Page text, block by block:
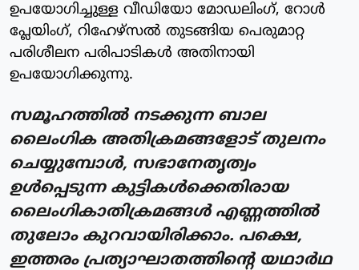
ഉപയോഗിച്ചുള്ള വീഡിയോ മോഡലിംഗ്, റോള്‍
പ്ലേയിംഗ്, റിഹേഴ്‌സല്‍ തുടങ്ങിയ പെരുമാറ്റ
പരിശീലന പരിപാടികള്‍ അതിനായി
ഉപയോഗിക്കുന്നു.
സമൂഹത്തില്‍ നടക്കുന്ന ബാല
ലൈംഗിക അതിക്രമങ്ങളോട് തുലനം
ചെയ്യുമ്പോള്‍, സഭാനേതൃത്വം
ഉള്‍പ്പെടുന്ന കുട്ടികള്‍ക്കെതിരായ
ലൈംഗികാതിക്രമങ്ങള്‍ എണ്ണത്തില്‍
തുലോം കുറവായിരിക്കാം. പക്ഷെ,
ഇത്തരം പ്രത്യാഘാതത്തിന്റെ യഥാര്‍ഥ